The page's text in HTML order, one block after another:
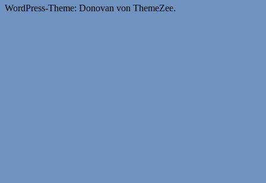
WordPress-Theme: Donovan von ThemeZee.